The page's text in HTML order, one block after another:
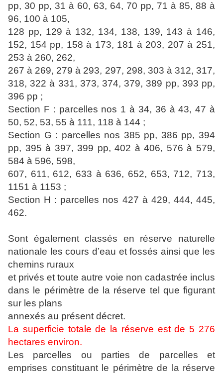
pp, 30 pp, 31 à 60, 63, 64, 70 pp, 71 à 85, 88 à
96, 100 à 105,
128 pp, 129 à 132, 134, 138, 139, 143 à 146,
152, 154 pp, 158 à 173, 181 à 203, 207 à 251,
253 à 260, 262,
267 à 269, 279 à 293, 297, 298, 303 à 312, 317,
318, 322 à 331, 373, 374, 379, 389 pp, 393 pp,
396 pp ;
Section F : parcelles nos 1 à 34, 36 à 43, 47 à
50, 52, 53, 55 à 111, 118 à 144 ;
Section G : parcelles nos 385 pp, 386 pp, 394
pp, 395 à 397, 399 pp, 402 à 406, 576 à 579,
584 à 596, 598,
607, 611, 612, 633 à 636, 652, 653, 712, 713,
1151 à 1153 ;
Section H : parcelles nos 427 à 429, 444, 445,
462.
Sont également classés en réserve naturelle
nationale les cours d’eau et fossés ainsi que les
chemins ruraux
et privés et toute autre voie non cadastrée inclus
dans le périmètre de la réserve tel que figurant
sur les plans
annexés au présent décret.
La superficie totale de la réserve est de 5 276
hectares environ.
Les parcelles ou parties de parcelles et
emprises constituant le périmètre de la réserve